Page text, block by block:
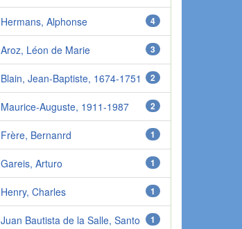
4
Hermans, Alphonse
3
Aroz, Léon de Marie
2
Blain, Jean-Baptiste, 1674-1751
2
Maurice-Auguste, 1911-1987
1
Frère, Bernanrd
1
Gareis, Arturo
1
Henry, Charles
1
Juan Bautista de la Salle, Santo